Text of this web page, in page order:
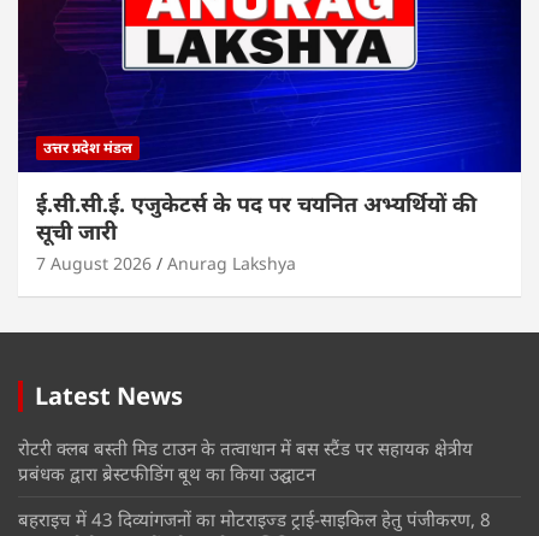
उत्तर प्रदेश मंडल
ई.सी.सी.ई. एजुकेटर्स के पद पर चयनित अभ्यर्थियों की
सूची जारी
7 August 2026 Anurag Lakshya
Latest News
रोटरी क्लब बस्ती मिड टाउन के तत्वाधान में बस स्टैंड पर सहायक क्षेत्रीय
प्रबंधक द्वारा ब्रेस्टफीडिंग बूथ का किया उद्घाटन
बहराइच में 43 दिव्यांगजनों का मोटराइज्ड ट्राई-साइकिल हेतु पंजीकरण, 8